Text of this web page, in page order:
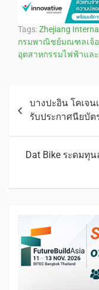
Tags:Zhejiang
กรมพาณิชย์มณฑลเจ้อ
อุตสาหกรรมไฟฟ้าแล
บางปะอิน โคเจน
รับประกาศนียบั
Dat Bike ระดมทุ